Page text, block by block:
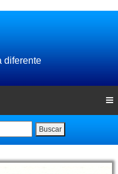
diferente
Buscar